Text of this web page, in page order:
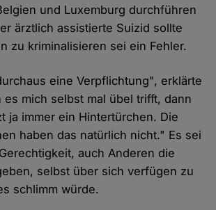
und Luxemburg durchführen
ärztlich assistierte Suizid sollte
zu kriminalisieren sei ein Fehler.
eine Verpflichtung", erklärte
es mich selbst mal übel trifft, dann
ja immer ein Hintertürchen. Die
haben das natürlich nicht." Es sei
auch Anderen die
selbst über sich verfügen zu
schlimm würde.